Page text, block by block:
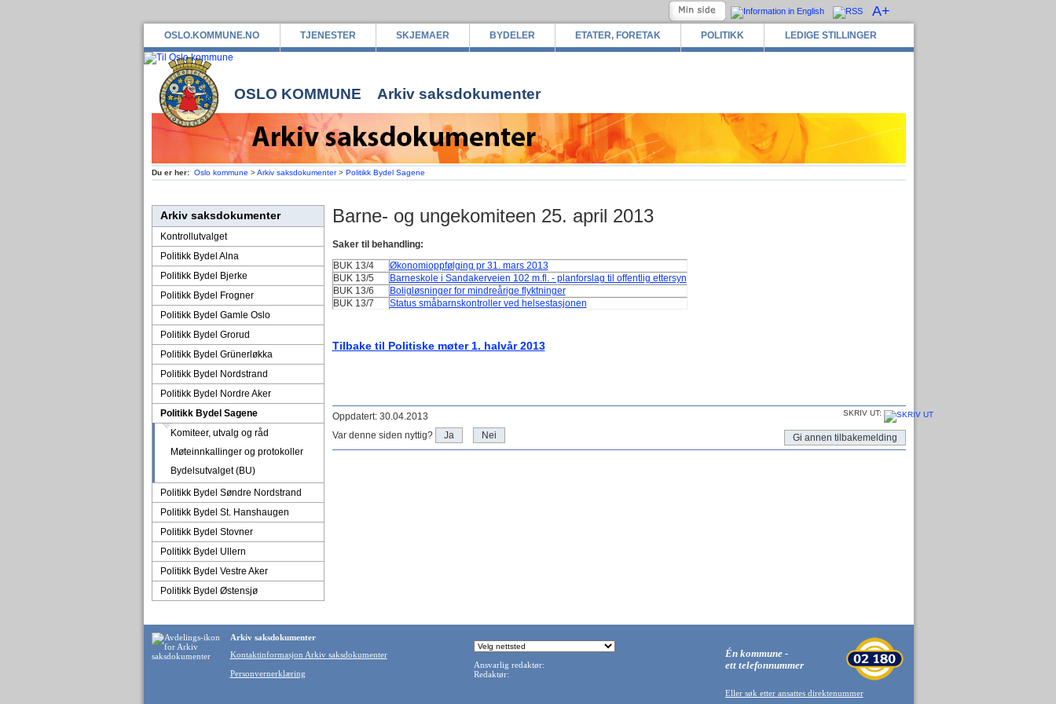
OSLO.KOMMUNE.NO TJENESTER SKJEMAER BYDELER ETATER, FORETAK POLITIKK LEDIGE STILLINGER
A+
OSLO KOMMUNE Arkiv saksdokumenter
Du er her: Oslo kommune >Arkiv saksdokumenter> Politikk Bydel Sagene
Arkiv saksdokumenter
Kontrollutvalget
Politikk Bydel Alna
Politikk Bydel Bjerke
Politikk Bydel Frogner
Politikk Bydel Gamle Oslo
Politikk Bydel Grorud
Politikk Bydel Grünerløkka
Politikk Bydel Nordstrand
Politikk Bydel Nordre Aker
Politikk Bydel Sagene
Komiteer, utvalg og råd
Møteinnkallinger og protokoller
Bydelsutvalget (BU)
Politikk Bydel Søndre Nordstrand
Politikk Bydel St. Hanshaugen
Politikk Bydel Stovner
Politikk Bydel Ullern
Politikk Bydel Vestre Aker
Politikk Bydel Østensjø
Barne- og ungekomiteen 25. april 2013
Saker til behandling:
BUK 13/4
Økonomioppfølging pr 31. mars 2013
BUK 13/5
Barneskole i Sandakerveien 102 m.fl. - planforslag til offentlig ettersyn
BUK 13/6
Boligløsninger for mindreårige flyktninger
BUK 13/7
Status småbarnskontroller ved helsestasjonen
Tilbake til Politiske møter 1. halvår 2013
Oppdatert: 30.04.2013 SKRIV UT:
Var denne siden nyttig? Ja Nei Gi annen tilbakemelding
Arkiv saksdokumenter
Kontaktinformasjon Arkiv saksdokumenter
Personvernerklæring
Ansvarlig redaktør:
Redaktør:
Én kommune -
ett telefonnummer
Eller søk etter ansattes direktenummer